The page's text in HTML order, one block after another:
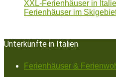
XXL-Ferienhäuser in
Ferienhäuser im
Unterkünfte in Italien
Ferienhäuser &